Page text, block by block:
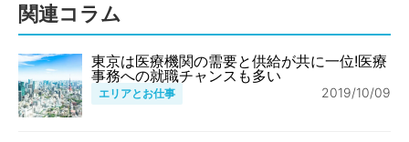
関連コラム
東京は医療機関の需要と供給が共に一位!医療
事務への就職チャンスも多い
エリアとお仕事 2019/10/09